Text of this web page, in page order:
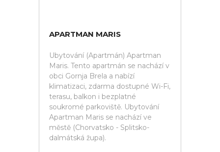
APARTMAN MARIS
Ubytování (Apartmán) Apartman
Maris. Tento apartmán se nachází v
obci Gornja Brela a nabízí
klimatizaci, zdarma dostupné Wi-Fi,
terasu, balkon i bezplatné
soukromé parkoviště. Ubytování
Apartman Maris se nachází ve
městě (Chorvatsko - Splitsko-
dalmátská župa).